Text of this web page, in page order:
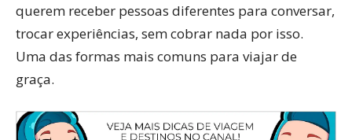
querem receber pessoas diferentes para conversar,
trocar experiências, sem cobrar nada por isso.
Uma das formas mais comuns para viajar de
graça.